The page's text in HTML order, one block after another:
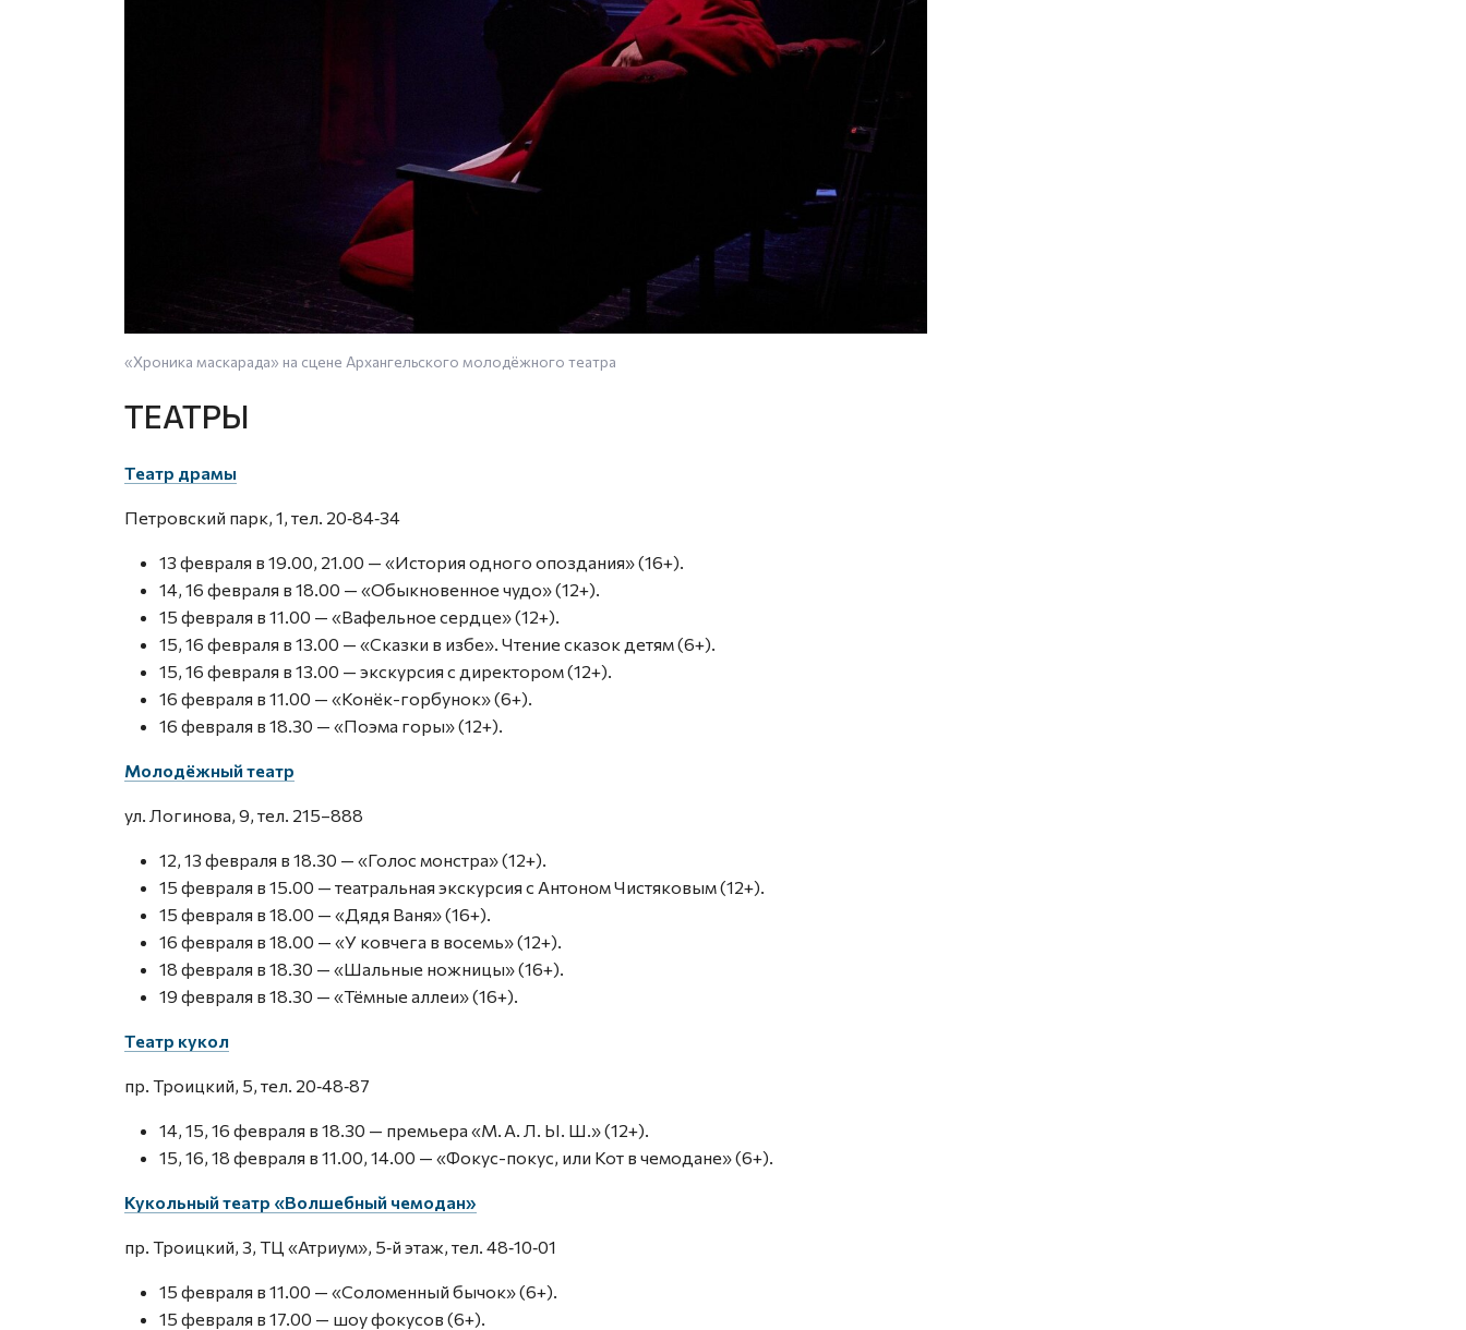
«Хроника маскарада» на сцене Архангельского молодёжного театра
ТЕАТРЫ
Театр драмы
Петровский парк, 1, тел. 20‑84‑34
13 февраля в 19.00, 21.00 — «История одного опоздания» (16+).
14, 16 февраля в 18.00 — «Обыкновенное чудо» (12+).
15 февраля в 11.00 — «Вафельное сердце» (12+).
15, 16 февраля в 13.00 — «Сказки в избе». Чтение сказок детям (6+).
15, 16 февраля в 13.00 — экскурсия с директором (12+).
16 февраля в 11.00 — «Конёк-горбунок» (6+).
16 февраля в 18.30 — «Поэма горы» (12+).
Молодёжный театр
ул. Логинова, 9, тел. 215–888
12, 13 февраля в 18.30 — «Голос монстра» (12+).
15 февраля в 15.00 — театральная экскурсия с Антоном Чистяковым (12+).
15 февраля в 18.00 — «Дядя Ваня» (16+).
16 февраля в 18.00 — «У ковчега в восемь» (12+).
18 февраля в 18.30 — «Шальные ножницы» (16+).
19 февраля в 18.30 — «Тёмные аллеи» (16+).
Театр кукол
пр. Троицкий, 5, тел. 20‑48‑87
14, 15, 16 февраля в 18.30 — премьера «М. А. Л. Ы. Ш.» (12+).
15, 16, 18 февраля в 11.00, 14.00 — «Фокус-покус, или Кот в чемодане» (6+).
Кукольный театр «Волшебный чемодан»
пр. Троицкий, 3, ТЦ «Атриум», 5‑й этаж, тел. 48‑10‑01
15 февраля в 11.00 — «Соломенный бычок» (6+).
15 февраля в 17.00 — шоу фокусов (6+).